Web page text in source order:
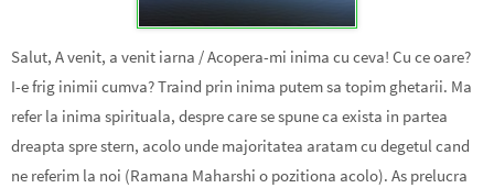
Salut, A venit, a venit iarna / Acopera-mi inima cu ceva! Cu ce oare?
I-e frig inimii cumva? Traind prin inima putem sa topim ghetarii. Ma
refer la inima spirituala, despre care se spune ca exista in partea
dreapta spre stern, acolo unde majoritatea aratam cu degetul cand
ne referim la noi (Ramana Maharshi o pozitiona acolo). As prelucra